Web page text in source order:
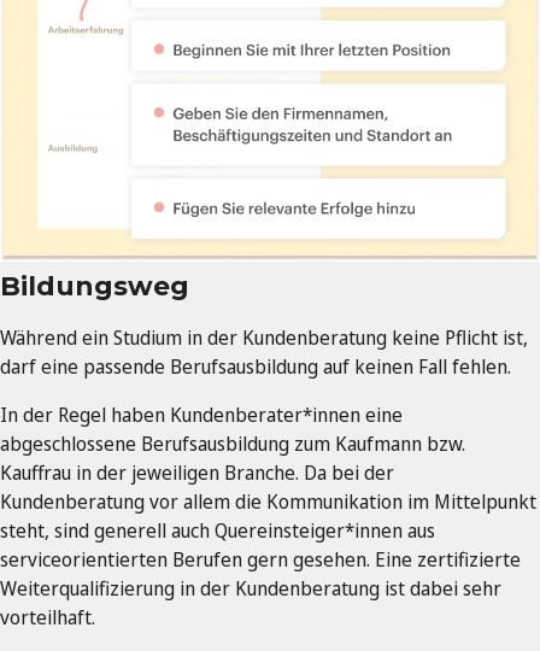
Bildungsweg
Während ein Studium in der Kundenberatung keine Pflicht ist,
darf eine passende Berufsausbildung auf keinen Fall fehlen.
In der Regel haben Kundenberater*innen eine
abgeschlossene Berufsausbildung zum Kaufmann bzw.
Kauffrau in der jeweiligen Branche. Da bei der
Kundenberatung vor allem die Kommunikation im Mittelpunkt
steht, sind generell auch Quereinsteiger*innen aus
serviceorientierten Berufen gern gesehen. Eine zertifizierte
Weiterqualifizierung in der Kundenberatung ist dabei sehr
vorteilhaft.